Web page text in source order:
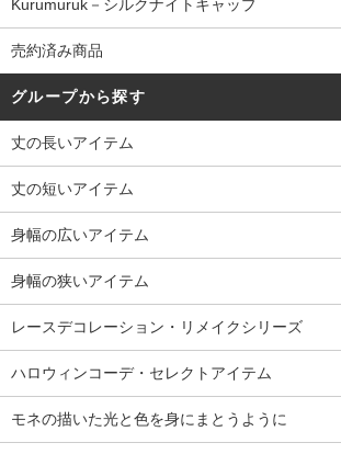
Kurumuruk－シルクナイトキャップ
売約済み商品
グループから探す
丈の長いアイテム
丈の短いアイテム
身幅の広いアイテム
身幅の狭いアイテム
レースデコレーション・リメイクシリーズ
ハロウィンコーデ・セレクトアイテム
モネの描いた光と色を身にまとうように